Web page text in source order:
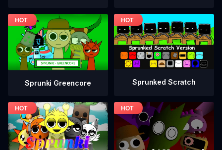
Sprunki Greencore Sprunked Scratch